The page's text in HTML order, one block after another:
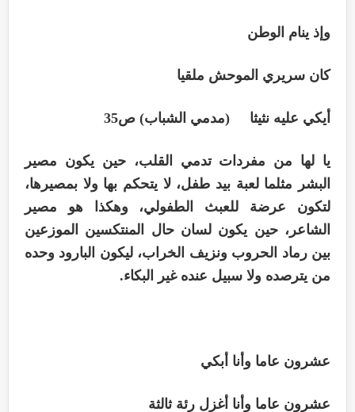
وإذ ينام الوطن
كان سريري الموحش ملقيا
أيكي عليه نثيثا (مدمي الشباب) ص35
يا لها من مفردات تدمي القلب، حين يكون مصير
البشر مثلما لعبة بيد طفل، لا يتحكم بها ولا بمصيرها،
لتكون عرضة للعبث الطفولي، وهكذا هو مصير
الشاعر، حين يكون لسان حال المنتكسين الموزعين
بين رماد الحروب ونزيف الخراب، ليكون البارود وحده
من يترصده ولا سبيل عنده غير البكاء.
عشرون عاما وأنا أبكي
عشرون عاما وأنا أغزل رئة ثالثة